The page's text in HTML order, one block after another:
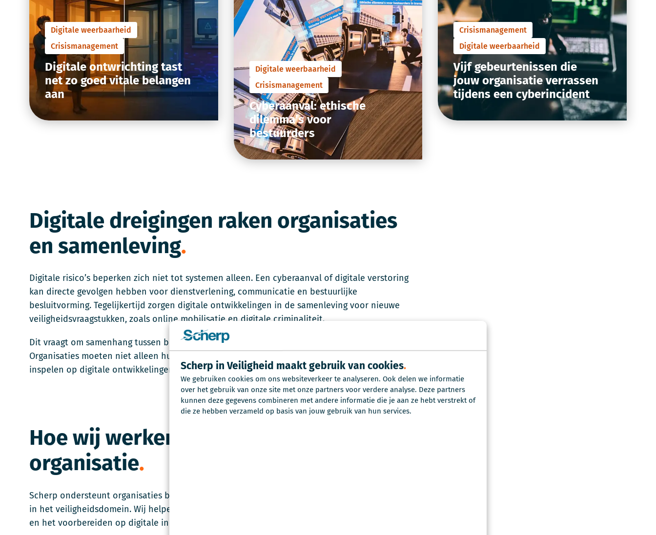
Scherp in Veiligheid maakt gebruik van cookies
We gebruiken cookies om ons websiteverkeer te analyseren. Ook delen we informatie
over het gebruik van onze site met onze partners voor verdere analyse. Deze partners
kunnen deze gegevens combineren met andere informatie die je aan ze hebt verstrekt of
die ze hebben verzameld op basis van jouw gebruik van hun services.
Digitale weerbaarheid
Crisismanagement
Digitale ontwrichting tast
net zo goed vitale belangen
aan
Digitale weerbaarheid
Crisismanagement
Cyberaanval: ethische
dilemma’s voor
bestuurders
Crisismanagement
Digitale weerbaarheid
Vijf gebeurtenissen die
jouw organisatie verrassen
tijdens een cyberincident
Digitale dreigingen raken organisaties
en samenleving
Digitale risico’s beperken zich niet tot systemen alleen. Een cyberaanval of digitale verstoring
kan directe gevolgen hebben voor dienstverlening, communicatie en bestuurlijke
besluitvorming. Tegelijkertijd zorgen digitale ontwikkelingen in de samenleving voor nieuwe
veiligheidsvraagstukken, zoals online mobilisatie en digitale criminaliteit.
Dit vraagt om samenhang tussen beleid en uitvoering. Tussen OOV, IT en crisisbeheersing.
Organisaties moeten niet alleen hun interne processen op orde hebben, maar ook kunnen
inspelen op digitale ontwikkelingen en risico’s in de samenleving.
Hoe wij werken: maatwerk voor elke
organisatie
Scherp ondersteunt organisaties bij het versterken van digitale weerbaarheid, zowel intern als
in het veiligheidsdomein. Wij helpen bij het aanbrengen van structuur, het vergroten van inzicht
en het voorbereiden op digitale incidenten.